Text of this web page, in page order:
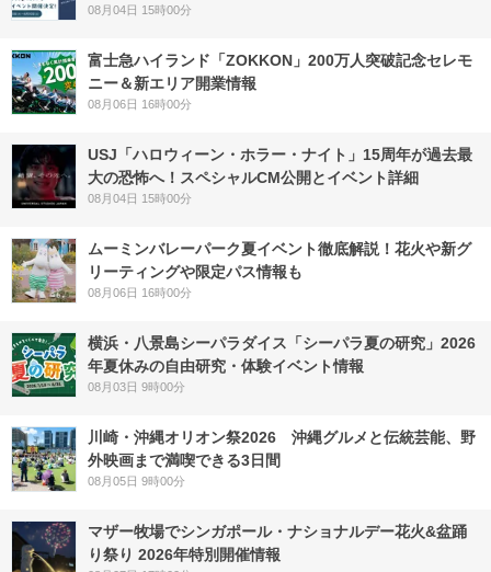
08月04日 15時00分
富士急ハイランド「ZOKKON」200万人突破記念セレモ
ニー＆新エリア開業情報
08月06日 16時00分
USJ「ハロウィーン・ホラー・ナイト」15周年が過去最
大の恐怖へ！スペシャルCM公開とイベント詳細
08月04日 15時00分
ムーミンバレーパーク夏イベント徹底解説！花火や新グ
リーティングや限定パス情報も
08月06日 16時00分
横浜・八景島シーパラダイス「シーパラ夏の研究」2026
年夏休みの自由研究・体験イベント情報
08月03日 9時00分
川崎・沖縄オリオン祭2026 沖縄グルメと伝統芸能、野
外映画まで満喫できる3日間
08月05日 9時00分
マザー牧場でシンガポール・ナショナルデー花火&盆踊
り祭り 2026年特別開催情報